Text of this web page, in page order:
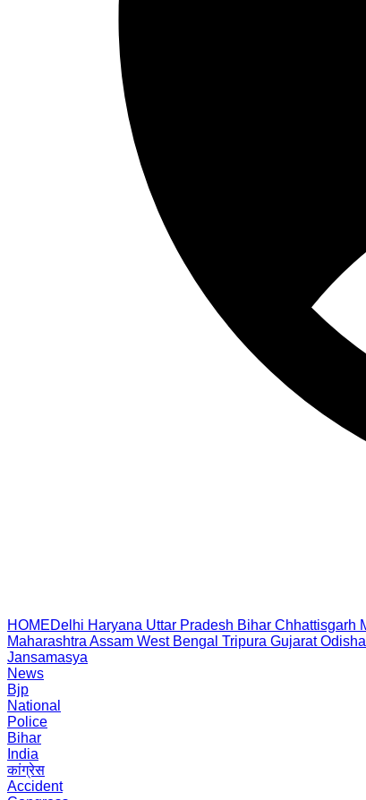
HOMEDelhi Haryana Uttar Pradesh Bihar Chhattisgarh
Maharashtra Assam West Bengal Tripura Gujarat Odisha
Jansamasya
News
Bjp
National
Police
Bihar
India
कांग्रेस
Accident